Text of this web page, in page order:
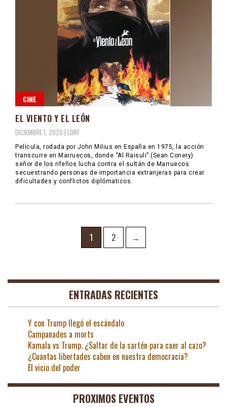
CINE
EL VIENTO Y EL LEÓN
DICIEMBRE 1, 2020 | LORF
Película, rodada por John Milius en España en 1975, la acción
transcurre en Marruecos, donde “Al Raisuli” (Sean Conery)
señor de los rifeños lucha contra el sultán de Marruecos
secuestrando personas de importancia extranjeras para crear
dificultades y conflictos diplómaticos.
Page
1 Page
2 →
ENTRADAS RECIENTES
Y con Trump llegó el escándalo
Campanades a morts
Kamala vs Trump. ¿Saltar de la sartén para caer al cazo?
¿Cuantas libertades caben en nuestra democracia?
El vicio del poder
PROXIMOS EVENTOS